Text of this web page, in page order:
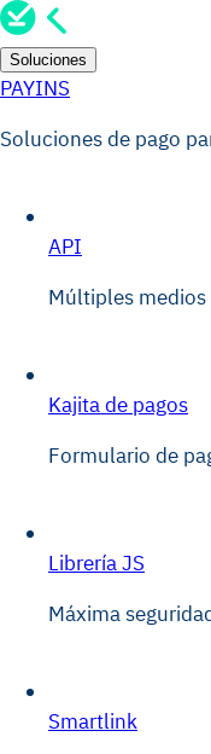
Soluciones
PAYINS
Soluciones de pago
API
Múltiples
Kajita de pagos
Formulario de
Librería JS
Máxima
Smartlink